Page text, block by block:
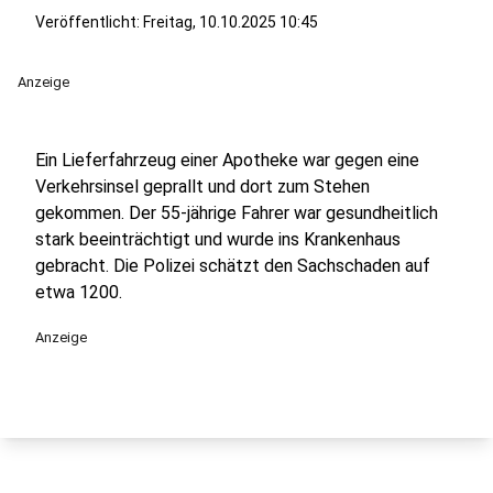
Veröffentlicht: Freitag, 10.10.2025 10:45
Anzeige
Ein Lieferfahrzeug einer Apotheke war gegen eine
Verkehrsinsel geprallt und dort zum Stehen
gekommen. Der 55-jährige Fahrer war gesundheitlich
stark beeinträchtigt und wurde ins Krankenhaus
gebracht. Die Polizei schätzt den Sachschaden auf
etwa 1200.
Anzeige